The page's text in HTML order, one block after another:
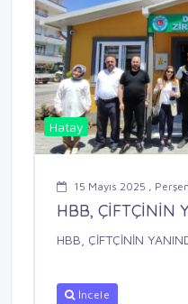
Hatay
15 Mayıs 2025 ,
HBB, ÇİFTÇİNİN
HBB, ÇİFTÇİNİN
İncele